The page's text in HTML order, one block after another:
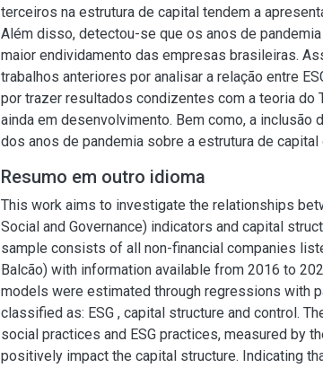
terceiros na estrutura de capital tendem a
Além disso, detectou-se que os anos de
maior endividamento das empresas brasileiras.
trabalhos anteriores por analisar a relação entre
por trazer resultados condizentes com a teoria do
ainda em desenvolvimento. Bem como, a inclusão
dos anos de pandemia sobre a estrutura de
Resumo em outro idioma
This work aims to investigate the relationships
Social and Governance) indicators and capital
sample consists of all non-financial companies
Balcão) with information available from 2016 to
models were estimated through regressions with
classified as: ESG , capital structure and control.
social practices and ESG practices, measured by
positively impact the capital structure. Indicating